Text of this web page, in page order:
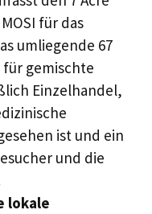
für das
umliegende 67
für gemischte
Einzelhandel,
ist und ein
und die
lokale